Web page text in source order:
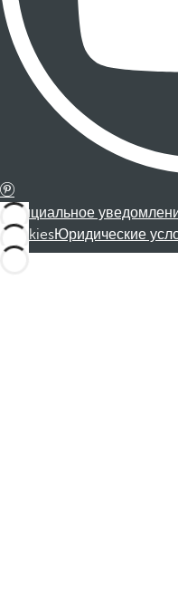
Официальное
CookiesЮридические